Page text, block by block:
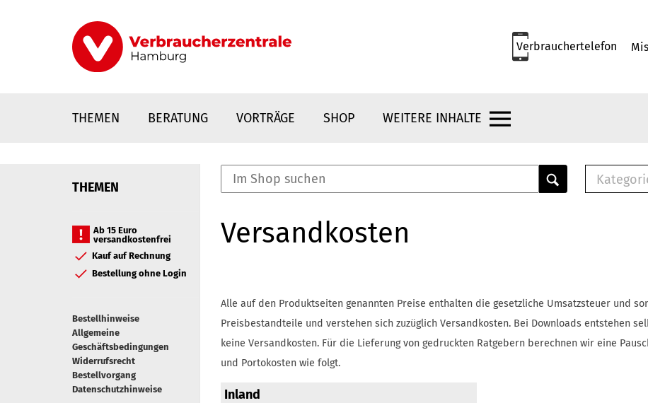
Verbrauchertelefon
THEMEN BERATUNG VORTRÄGE SHOP WEITERE INHALTE
Elemente
THEMEN
Ab 15 Euro
versandkostenfrei
Kauf auf Rechnung
Bestellung ohne Login
Bestellhinweise
Allgemeine
Geschäftsbedingungen
Widerrufsrecht
Bestellvorgang
Datenschutzhinweise
Buch
Versandkosten
Alle auf den Produktseiten genannten Preise enthalten die gesetzliche Umsatzsteuer und
Preisbestandteile und verstehen sich zuzüglich Versandkosten. Bei Downloads entstehen
keine Versandkosten. Für die Lieferung von gedruckten Ratgebern berechnen wir eine
und Portokosten wie folgt.
Inland